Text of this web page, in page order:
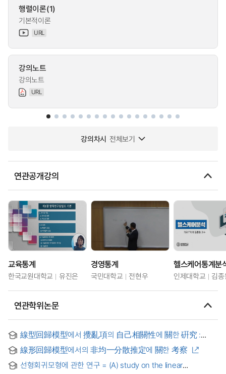
행렬이론(1)
기본적이론
URL
강의노트
강의노트
URL
강의차시 전체보기
연관공개강의
교육통계
한국교원대학교 유진은
경영통계
국민대학교 전현우
헬스케어통계분
인제대학교 김
연관학위논문
線型回歸模型에서 攪亂項의 自己相關性에 關한 硏究 :
BLUF 接近方法을 中心으로
線形回歸模型에서의 非均一分散推定에 關한 考察
선형회귀모형에 관한 연구 = (A) study on the linear